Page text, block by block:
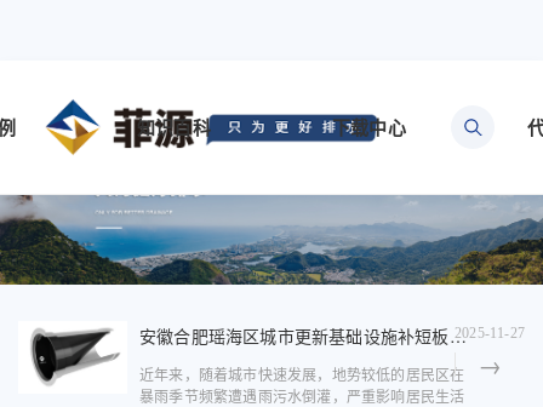
知识百科 下载中心
安徽合肥瑶海区城市更新基础设施补短板项目有限空间“装神器”，低洼小区告别雨污水倒灌！
2025-11-27
近年来，随着城市快速发展，地势较低的居民区在
暴雨季节频繁遭遇雨污水倒灌，严重影响居民生活